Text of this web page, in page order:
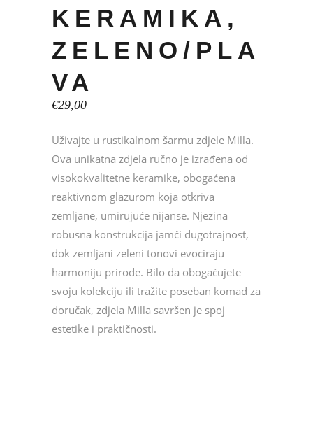
KERAMIKA,
ZELENO/PLA
VA
€29,00
Uživajte u rustikalnom šarmu zdjele Milla.
Ova unikatna zdjela ručno je izrađena od
visokokvalitetne keramike, obogaćena
reaktivnom glazurom koja otkriva
zemljane, umirujuće nijanse. Njezina
robusna konstrukcija jamči dugotrajnost,
dok zemljani zeleni tonovi evociraju
harmoniju prirode. Bilo da obogaćujete
svoju kolekciju ili tražite poseban komad za
doručak, zdjela Milla savršen je spoj
estetike i praktičnosti.